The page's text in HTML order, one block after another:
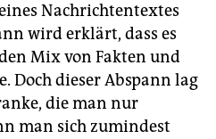
Nachrichtentextes
wird erklärt, dass es
Mix von Fakten und
Doch dieser Abspann lag
die man nur
man sich zumindest